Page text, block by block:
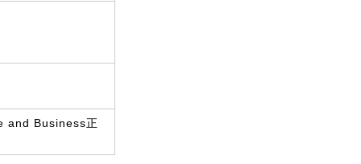
and Business正